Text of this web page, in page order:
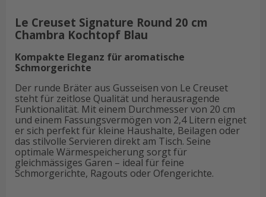
Le Creuset Signature Round 20 cm
Chambra Kochtopf Blau
Kompakte Eleganz für aromatische
Schmorgerichte
Der runde Bräter aus Gusseisen von Le Creuset
steht für zeitlose Qualität und herausragende
Funktionalität. Mit einem Durchmesser von 20 cm
und einem Fassungsvermögen von 2,4 Litern eignet
er sich perfekt für kleine Haushalte, Beilagen oder
das stilvolle Servieren direkt am Tisch. Seine
optimale Wärmespeicherung sorgt für
gleichmässiges Garen – ideal für feine
Schmorgerichte, Ragouts oder Ofengerichte.